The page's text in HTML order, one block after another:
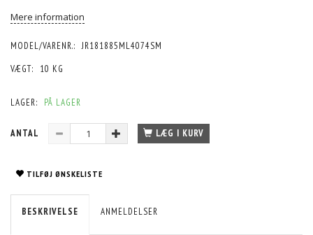
Mere information
MODEL/VARENR.: JR181885ML4074SM
VÆGT:
10 KG
LAGER: PÅ LAGER
ANTAL LÆG I KURV
TILFØJ ØNSKELISTE
BESKRIVELSE ANMELDELSER